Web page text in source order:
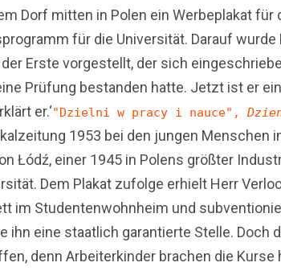
Dorf mitten in Polen ein Werbeplakat für
für die Universität. Darauf wurde
Erste vorgestellt, der sich
Prüfung bestanden hatte. Jetzt ist er
er.‘"Dzielni w pracy i nauce",
1953 bei den jungen Menschen
Łódź, einer 1945 in Polens größter
Dem Plakat zufolge erhielt Herr
im Studentenwohnheim und
ihn eine staatlich garantierte Stelle. Doch
denn Arbeiterkinder brachen die Kurse